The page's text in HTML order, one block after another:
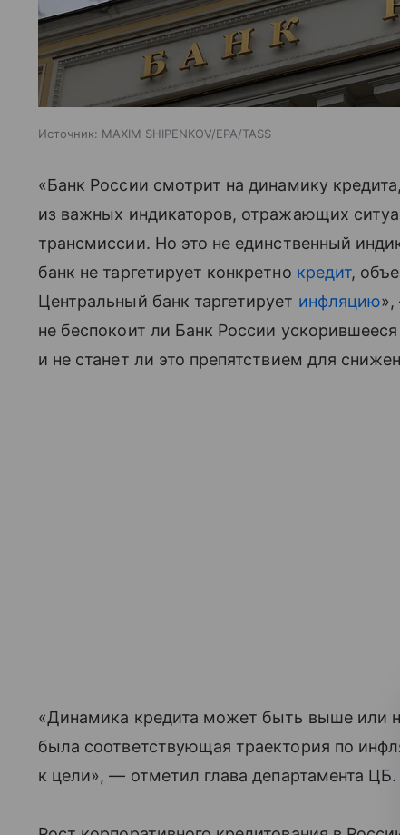
Источник: MAXIM SHIPENKOV/EPA/TASS
«Банк России смотрит на динамику
из важных индикаторов, отражающих
трансмиссии. Но это не единственный
банк не таргетирует конкретно кредит,
Центральный банк таргетирует инфляцию»,
не беспокоит ли Банк России
и не станет ли это препятствием для
«Динамика кредита может быть выше или
была соответствующая траектория по
к цели», — отметил глава департамента ЦБ.